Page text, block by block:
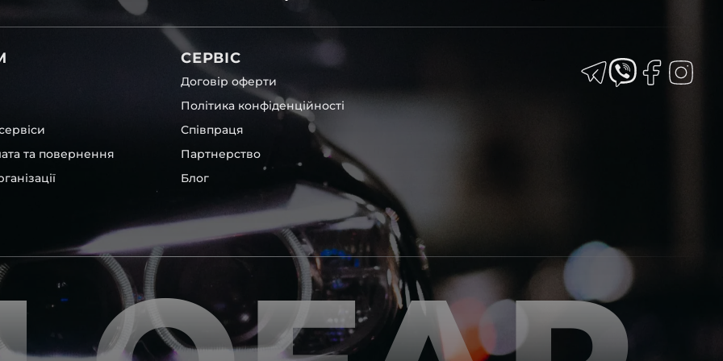
які будуть на 100 %
та унікальні.
офісі та оптовому
– на всіх
– для швидкої
будь-які
пару чи комплект.
перевіряють та
та повернення
СЕРВІС
Договір оферти
Політика конфіденційності
Співпраця
Партнерство
Блог